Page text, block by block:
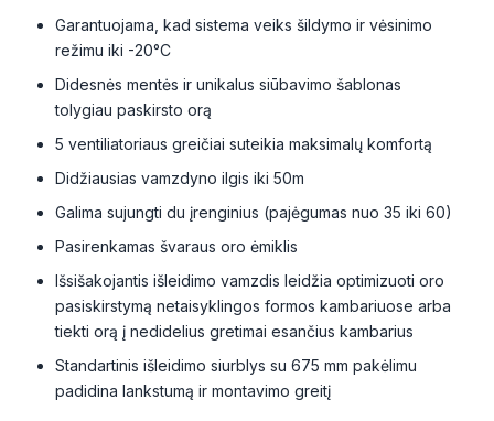
Garantuojama, kad sistema veiks šildymo ir vėsinimo
režimu iki -20°C
Didesnės mentės ir unikalus siūbavimo šablonas
tolygiau paskirsto orą
5 ventiliatoriaus greičiai suteikia maksimalų komfortą
Didžiausias vamzdyno ilgis iki 50m
Galima sujungti du įrenginius (pajėgumas nuo 35 iki 60)
Pasirenkamas švaraus oro ėmiklis
Išsišakojantis išleidimo vamzdis leidžia optimizuoti oro
pasiskirstymą netaisyklingos formos kambariuose arba
tiekti orą į nedidelius gretimai esančius kambarius
Standartinis išleidimo siurblys su 675 mm pakėlimu
padidina lankstumą ir montavimo greitį